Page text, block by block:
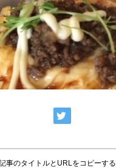
事のタイトルとURLをコピーする